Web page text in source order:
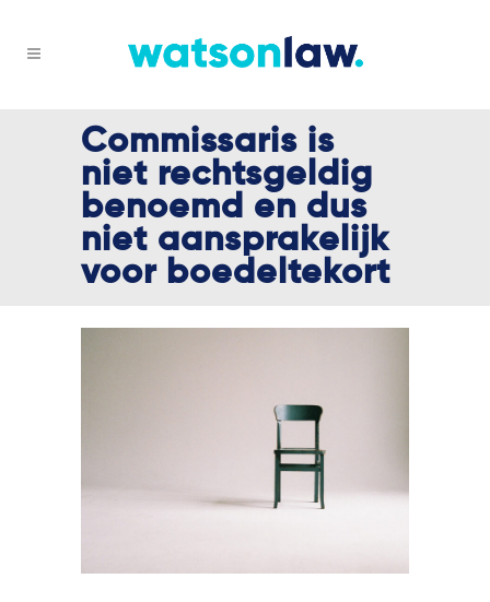
Commissaris is
niet rechtsgeldig
benoemd en dus
niet aansprakelijk
voor boedeltekort